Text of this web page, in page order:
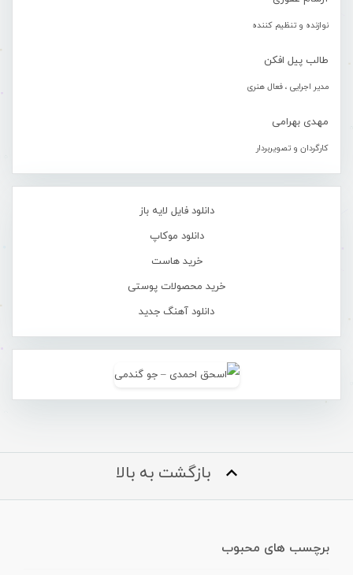
نوازنده و تنظیم کننده
طالب پیل افکن
مدیر اجرایی ، فعال هنری
مهدی بهرامی
کارگردان و تصویربردار
دانلود فایل لایه باز
دانلود موکاپ
خرید هاست
خرید محصولات پوستی
دانلود آهنگ جدید
بازگشت به بالا
برچسب های محبوب